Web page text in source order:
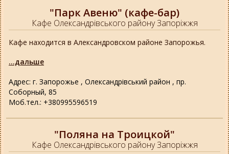
"Парк Авеню" (кафе-бар)
Кафе Олександрівського району Запоріжжя
Адрес: г. Запорожье , Олександрівський район , пр.
Соборный, 85
Моб.тел.: +380995596519
Кафе находится в Александровском районе Запорожья.
...дальше
"Поляна на Троицкой"
Кафе Олександрівського району Запоріжжя